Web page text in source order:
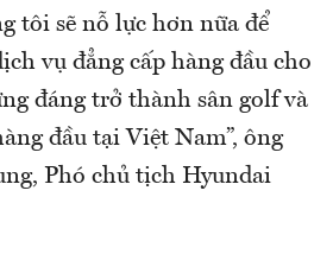
tôi sẽ nỗ lực hơn nữa để
vụ đẳng cấp hàng đầu cho
đáng trở thành sân golf và
đầu tại Việt Nam”, ông
Phó chủ tịch Hyundai